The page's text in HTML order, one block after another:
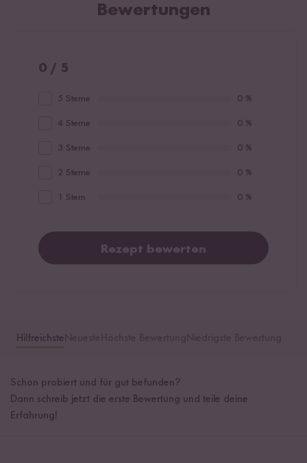
Bewertungen
0 / 5
5 Sterne 0 %
4 Sterne 0 %
3 Sterne 0 %
2 Sterne 0 %
1 Stern 0 %
Rezept bewerten
Hilfreichste
Schon probiert und für gut befunden?
Dann schreib jetzt die erste Bewertung und teile deine
Erfahrung!